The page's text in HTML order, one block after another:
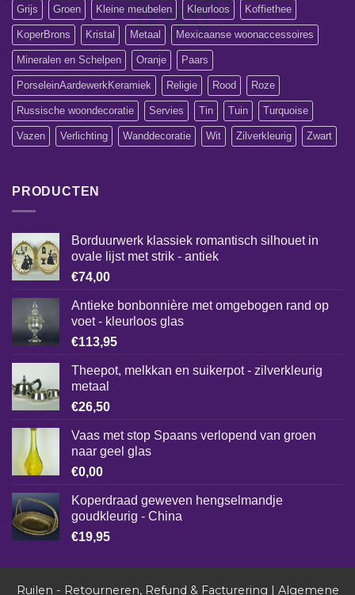
Grijs Groen Kleine meubelen Kleurloos Koffiethee
KoperBrons Kristal Metaal Mexicaanse woonaccessoires
Mineralen en Schelpen Oranje Paars
PorseleinAardewerkKeramiek Religie Rood Roze
Russische woondecoratie Servies Tin Tuin Turquoise
Vazen Verlichting Wanddecoratie Wit Zilverkleurig Zwart
PRODUCTEN
Borduurwerk klassiek romantisch silhouet in
ovale lijst met strik - antiek
€74,00
Antieke bonbonnière met omgebogen rand op
voet - kleurloos glas
€113,95
Theepot, melkkan en suikerpot - zilverkleurig
metaal
€26,50
Vaas met stop Spaans verlopend van groen
naar geel glas
€0,00
Koperdraad geweven hengselmandje
goudkleurig - China
€19,95
Ruilen - Retourneren, Refund & Facturering | Algemene